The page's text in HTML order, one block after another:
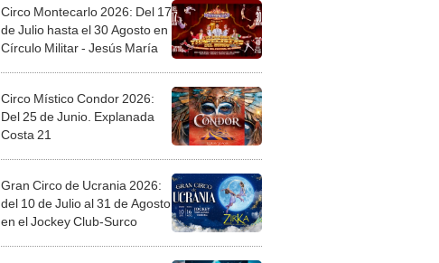
Circo Montecarlo 2026: Del 17
de Julio hasta el 30 Agosto en
Círculo Militar - Jesús María
Circo Místico Condor 2026:
Del 25 de Junio. Explanada
Costa 21
Gran Circo de Ucrania 2026:
del 10 de Julio al 31 de Agosto
en el Jockey Club-Surco